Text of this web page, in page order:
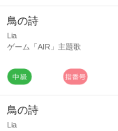
鳥の詩
Lia
ゲーム「AIR」主題歌
鳥の詩
Lia